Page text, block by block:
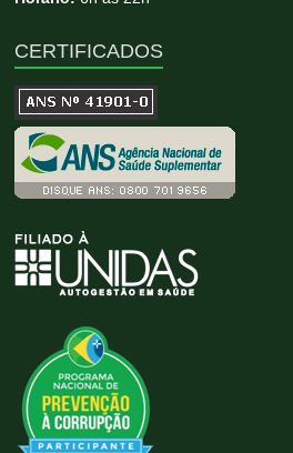
CERTIFICADOS